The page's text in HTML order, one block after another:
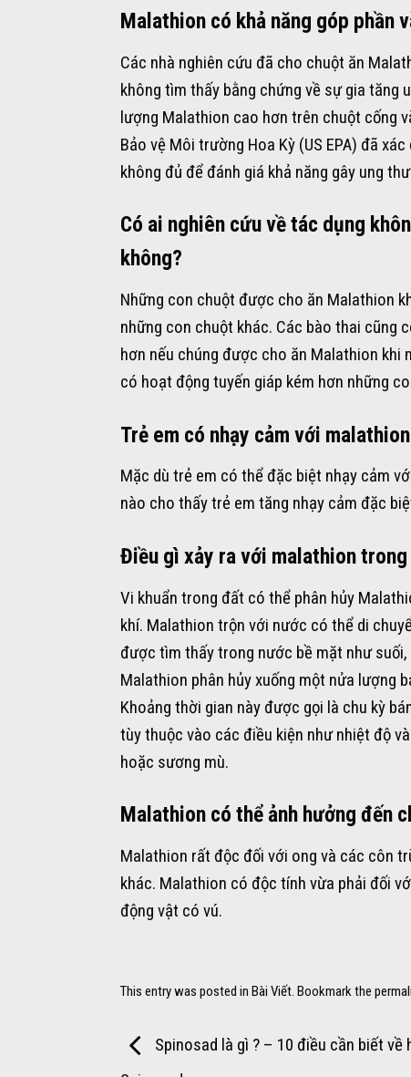
Malathion có khả năng góp phần
Các nhà nghiên cứu đã cho chuột ăn
không tìm thấy bằng chứng về sự gia tăng
lượng Malathion cao hơn trên chuột cống
Bảo vệ Môi trường Hoa Kỳ (US EPA) đã
không đủ để đánh giá khả năng gây ung
Có ai nghiên cứu về tác dụng
không?
Những con chuột được cho ăn Malathion
những con chuột khác. Các bào thai cũng
hơn nếu chúng được cho ăn Malathion
có hoạt động tuyến giáp kém hơn những
Trẻ em có nhạy cảm với
Mặc dù trẻ em có thể đặc biệt nhạy cảm
nào cho thấy trẻ em tăng nhạy cảm đặc
Điều gì xảy ra với malathion
Vi khuẩn trong đất có thể phân hủy
khí. Malathion trộn với nước có thể di
được tìm thấy trong nước bề mặt như
Malathion phân hủy xuống một nửa lượng
Khoảng thời gian này được gọi là chu kỳ
tùy thuộc vào các điều kiện như nhiệt độ
hoặc sương mù.
Malathion có thể ảnh hưởng đến
Malathion rất độc đối với ong và các côn
khác. Malathion có độc tính vừa phải đối
động vật có vú.
This entry was posted in Bài Viết. Bookmark the
Spinosad là gì ? – 10 điều cần biết về